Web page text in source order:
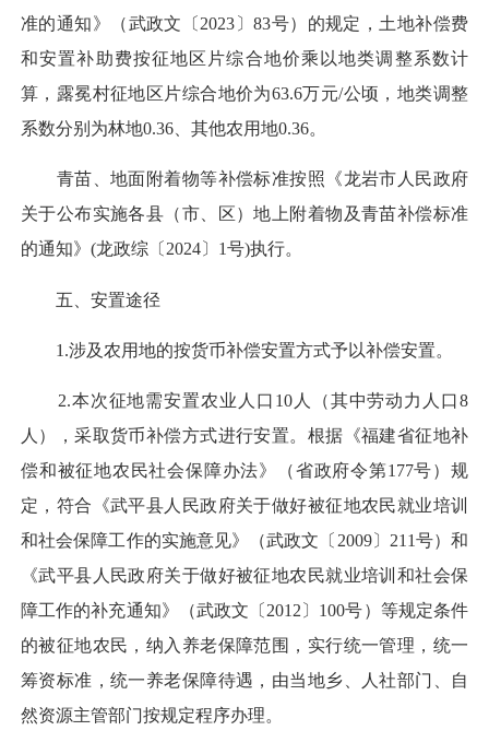
准的通知》（武政文〔2023〕83号）的规定，土地补偿费
和安置补助费按征地区片综合地价乘以地类调整系数计
算，露冕村征地区片综合地价为63.6万元/公顷，地类调整
系数分别为林地0.36、其他农用地0.36。
青苗、地面附着物等补偿标准按照《龙岩市人民政府
关于公布实施各县（市、区）地上附着物及青苗补偿标准
的通知》(龙政综〔2024〕1号)执行。
五、安置途径
1.涉及农用地的按货币补偿安置方式予以补偿安置。
2.本次征地需安置农业人口10人（其中劳动力人口8
人），采取货币补偿方式进行安置。根据《福建省征地补
偿和被征地农民社会保障办法》（省政府令第177号）规
定，符合《武平县人民政府关于做好被征地农民就业培训
和社会保障工作的实施意见》（武政文〔2009〕211号）和
《武平县人民政府关于做好被征地农民就业培训和社会保
障工作的补充通知》（武政文〔2012〕100号）等规定条件
的被征地农民，纳入养老保障范围，实行统一管理，统一
筹资标准，统一养老保障待遇，由当地乡、人社部门、自
然资源主管部门按规定程序办理。